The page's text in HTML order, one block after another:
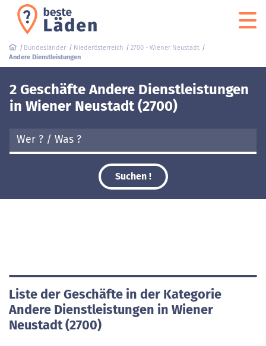
Bundesländer Niederösterreich
2700 - Wiener Neustadt
Andere Dienstleistungen
2 Geschäfte Andere Dienstleistungen
in Wiener Neustadt (2700)
Suchen !
Liste der Geschäfte in der Kategorie
Andere Dienstleistungen in Wiener
Neustadt (2700)